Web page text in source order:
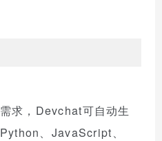
求，Devchat可自动生
、JavaScript、